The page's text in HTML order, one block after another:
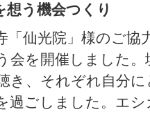
想う機会つくり
「仙光院」様のご
会を開催しました
き、それぞれ自分
過ごしました。エ